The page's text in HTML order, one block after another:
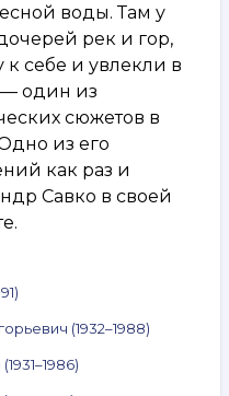
воды. Там у
рек и гор,
себе и увлекли в
— один из
сюжетов в
из его
как раз и
Савко в своей
(1932–1988)